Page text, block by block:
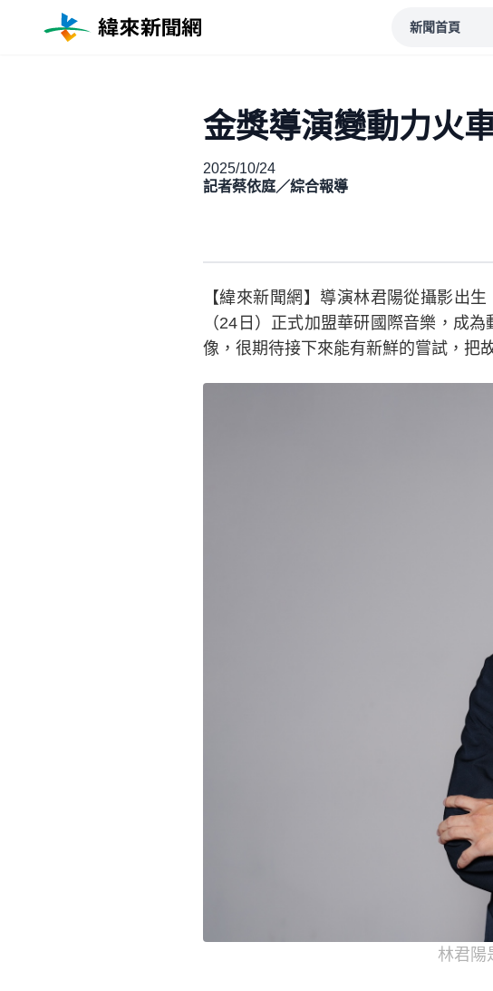
新聞首頁
金獎導演變動力火
2025/10/24
記者蔡依庭／綜合報導
【緯來新聞網】導演林君陽從攝影出
（24日）正式加盟華研國際音樂，成
像，很期待接下來能有新鮮的嘗試，把
林君陽